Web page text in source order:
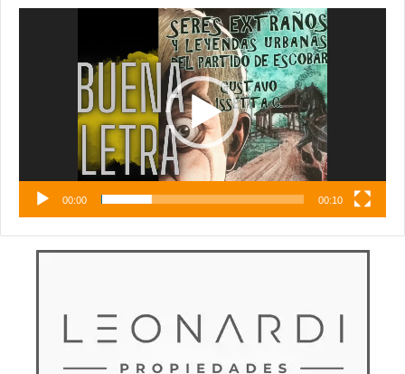
00:00 00:10